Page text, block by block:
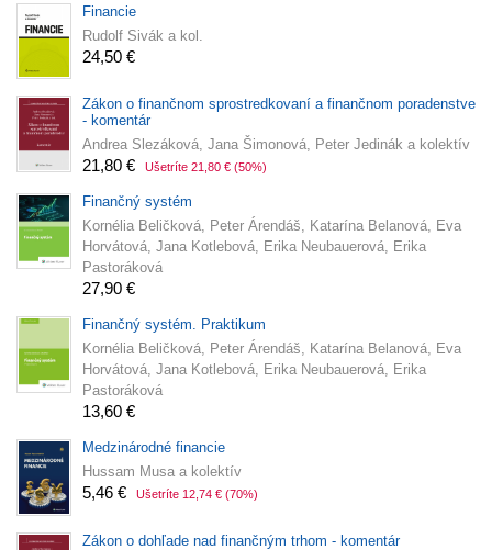
Financie
Rudolf Sivák a kol.
24,50 €
Zákon o finančnom sprostredkovaní a finančnom poradenstve
- komentár
Andrea Slezáková, Jana Šimonová, Peter Jedinák a kolektív
21,80 € Ušetríte 21,80 € (50%)
Finančný systém
Kornélia Beličková, Peter Árendáš, Katarína Belanová, Eva
Horvátová, Jana Kotlebová, Erika Neubauerová, Erika
Pastoráková
27,90 €
Finančný systém. Praktikum
Kornélia Beličková, Peter Árendáš, Katarína Belanová, Eva
Horvátová, Jana Kotlebová, Erika Neubauerová, Erika
Pastoráková
13,60 €
Medzinárodné financie
Hussam Musa a kolektív
5,46 € Ušetríte 12,74 € (70%)
Zákon o dohľade nad finančným trhom - komentár